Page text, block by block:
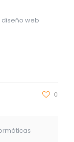
diseño web
0